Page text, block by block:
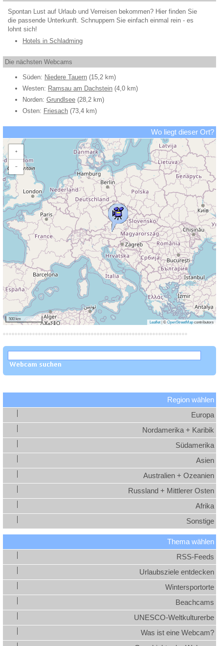
Spontan Lust auf Urlaub und Verreisen bekommen? Hier finden Sie
die passende Unterkunft. Schnuppern Sie einfach einmal rein - es
lohnt sich!
Hotels in Schladming
Die nächsten Webcams
Süden: Niedere Tauern (15,2 km)
Westen: Ramsau am Dachstein (4,0 km)
Norden: Grundlsee (28,2 km)
Osten: Friesach (73,4 km)
Wo liegt dieser Ort?
+
−
500 km
Leaflet © OpenStreetMap contributors
Region wählen
Europa
Nordamerika + Karibik
Südamerika
Asien
Australien + Ozeanien
Russland + Mittlerer Osten
Afrika
Sonstige
Thema wählen
RSS-Feeds
Urlaubsziele entdecken
Wintersportorte
Beachcams
UNESCO-Weltkulturerbe
Was ist eine Webcam?